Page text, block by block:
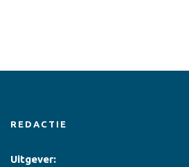
REDACTIE
Uitgever: